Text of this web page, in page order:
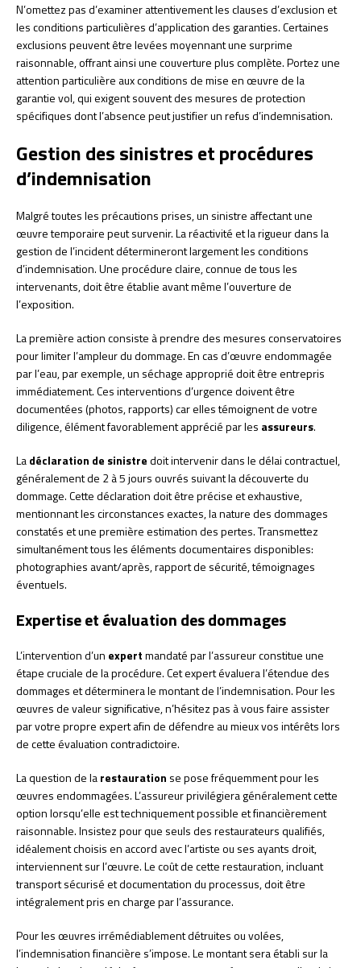
N’omettez pas d’examiner attentivement les clauses d’exclusion et
les conditions particulières d’application des garanties. Certaines
exclusions peuvent être levées moyennant une surprime
raisonnable, offrant ainsi une couverture plus complète. Portez une
attention particulière aux conditions de mise en œuvre de la
garantie vol, qui exigent souvent des mesures de protection
spécifiques dont l’absence peut justifier un refus d’indemnisation.
Gestion des sinistres et procédures
d’indemnisation
Malgré toutes les précautions prises, un sinistre affectant une
œuvre temporaire peut survenir. La réactivité et la rigueur dans la
gestion de l’incident détermineront largement les conditions
d’indemnisation. Une procédure claire, connue de tous les
intervenants, doit être établie avant même l’ouverture de
l’exposition.
La première action consiste à prendre des mesures conservatoires
pour limiter l’ampleur du dommage. En cas d’œuvre endommagée
par l’eau, par exemple, un séchage approprié doit être entrepris
immédiatement. Ces interventions d’urgence doivent être
documentées (photos, rapports) car elles témoignent de votre
diligence, élément favorablement apprécié par les assureurs.
Ladéclaration de sinistredoit intervenir dans le délai contractuel,
généralement de 2 à 5 jours ouvrés suivant la découverte du
dommage. Cette déclaration doit être précise et exhaustive,
mentionnant les circonstances exactes, la nature des dommages
constatés et une première estimation des pertes. Transmettez
simultanément tous les éléments documentaires disponibles:
photographies avant/après, rapport de sécurité, témoignages
éventuels.
Expertise et évaluation des dommages
L’intervention d’un expertmandaté par l’assureur constitue une
étape cruciale de la procédure. Cet expert évaluera l’étendue des
dommages et déterminera le montant de l’indemnisation. Pour les
œuvres de valeur significative, n’hésitez pas à vous faire assister
par votre propre expert afin de défendre au mieux vos intérêts lors
de cette évaluation contradictoire.
La question de larestauration se pose fréquemment pour les
œuvres endommagées. L’assureur privilégiera généralement cette
option lorsqu’elle est techniquement possible et financièrement
raisonnable. Insistez pour que seuls des restaurateurs qualifiés,
idéalement choisis en accord avec l’artiste ou ses ayants droit,
interviennent sur l’œuvre. Le coût de cette restauration, incluant
transport sécurisé et documentation du processus, doit être
intégralement pris en charge par l’assurance.
Pour les œuvres irrémédiablement détruites ou volées,
l’indemnisation financière s’impose. Le montant sera établi sur la